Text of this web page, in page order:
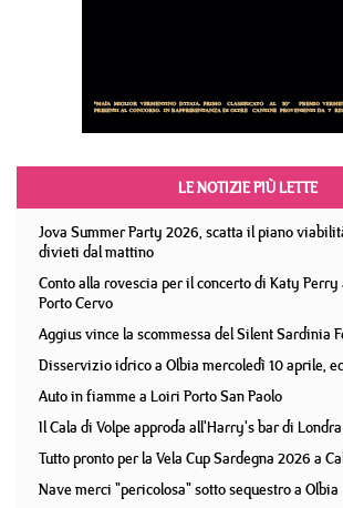
LE NOTIZIE PIÙ LETTE
Jova Summer Party 2026, scatta il piano
divieti dal mattino
Conto alla rovescia per il concerto di Katy Perry
Porto Cervo
Aggius vince la scommessa del Silent Sardinia
Disservizio idrico a Olbia mercoledì 10 aprile,
Auto in fiamme a Loiri Porto San Paolo
Il Cala di Volpe approda all'Harry's bar di Londra
Tutto pronto per la Vela Cup Sardegna 2026 a
Nave merci "pericolosa" sotto sequestro a Olbia